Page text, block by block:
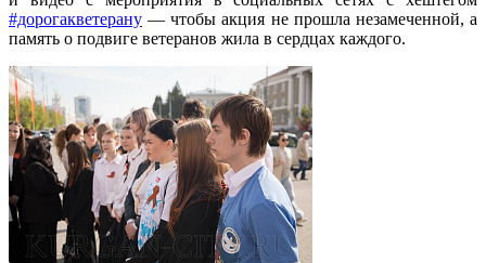
#дорогакветерану — чтобы акция не прошла незамеченной, а
память о подвиге ветеранов жила в сердцах каждого.